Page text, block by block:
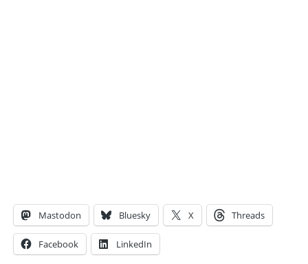
Mastodon Bluesky X Threads
Facebook LinkedIn